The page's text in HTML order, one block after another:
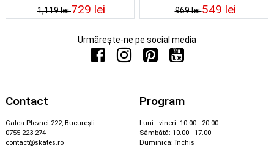
1,119 lei729 lei 969 lei549 lei
Urmărește-ne pe social media
Contact
Calea Plevnei 222, București
0755 223 274
contact@skates.ro
Program
Luni - vineri: 10.00 - 20.00
Sâmbătă: 10.00 - 17.00
Duminică: închis